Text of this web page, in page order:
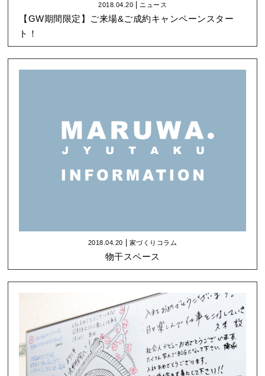
2018.04.20 ニュース
【GW期間限定】ご来場&ご成約キャンペーンスター
ト！
2018.04.20 家づくりコラム
物干スペース